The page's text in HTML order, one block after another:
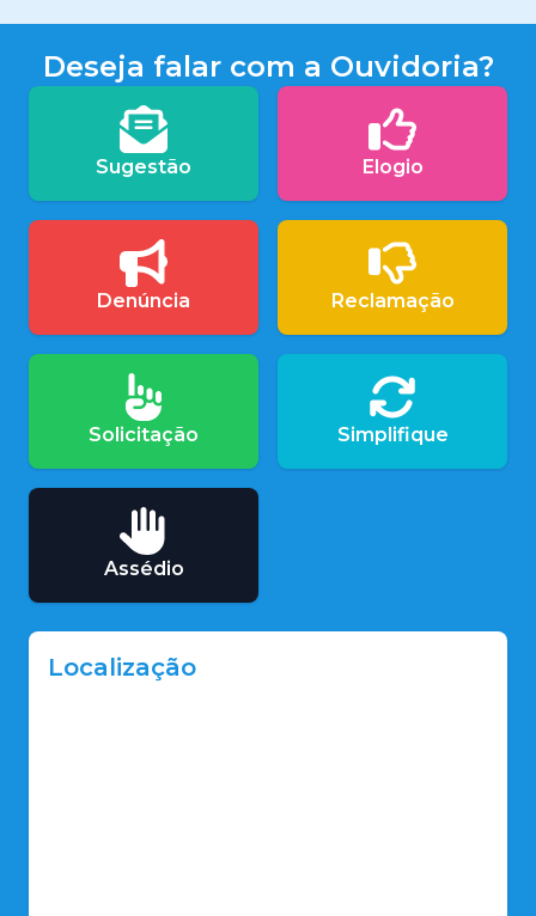
Deseja falar com a Ouvidoria?
Sugestão Elogio
Denúncia Reclamação
Solicitação Simplifique
Assédio
Localização